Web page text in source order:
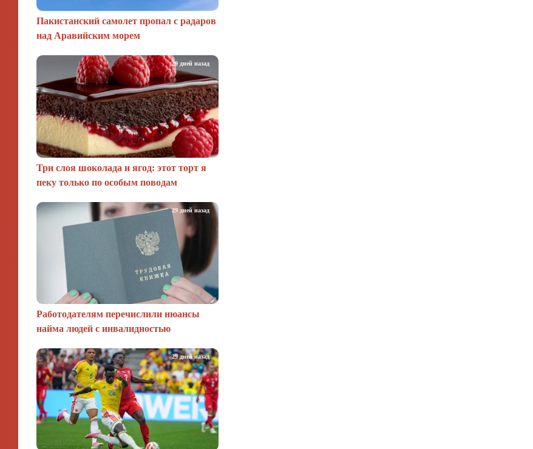
Пакистанский самолет пропал с радаров
над Аравийским морем
Три слоя шоколада и ягод: этот торт я
пеку только по особым поводам
29 дней назад
Работодателям перечислили нюансы
найма людей с инвалидностью
29 дней назад
29 дней назад